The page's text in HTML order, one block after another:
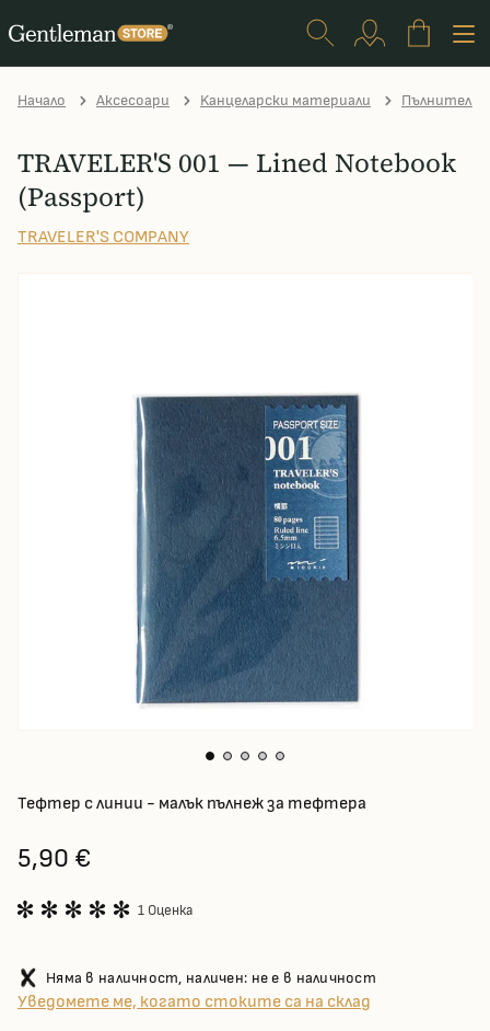
Начало Аксесоари Kанцеларски материали Пълнители
TRAVELER'S 001 — Lined Notebook
(Passport)
TRAVELER'S COMPANY
Тефтер с линии - малък пълнеж за тефтера
5,90 €
1 Оценка
Няма в наличност, наличен: не е в наличност
Уведомете ме, когато стоките са на склад